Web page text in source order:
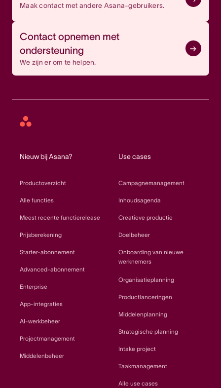
Maak contact met andere Asana-gebruikers.
Contact opnemen met
ondersteuning
We zijn er om te helpen.
Asana
Nieuw bij Asana?
Productoverzicht
Alle functies
Meest recente functierelease
Prijsberekening
Starter-abonnement
Advanced-abonnement
Enterprise
App-integraties
AI-werkbeheer
Projectmanagement
Middelenbeheer
Use cases
Campagnemanagement
Inhoudsagenda
Creatieve productie
Doelbeheer
Onboarding van nieuwe
werknemers
Organisatieplanning
Productlanceringen
Middelenplanning
Strategische planning
Intake project
Taakmanagement
Alle use cases